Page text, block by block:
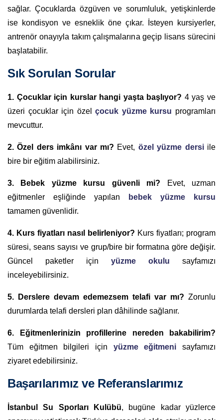
sağlar. Çocuklarda özgüven ve sorumluluk, yetişkinlerde
ise kondisyon ve esneklik öne çıkar. İsteyen kursiyerler,
antrenör onayıyla takım çalışmalarına geçip lisans sürecini
başlatabilir.
Sık Sorulan Sorular
1. Çocuklar için kurslar hangi yaşta başlıyor? 4 yaş ve
üzeri çocuklar için özelçocuk yüzme kursu programları
mevcuttur.
2. Özel ders imkânı var mı? Evet, özel yüzme dersiile
bire bir eğitim alabilirsiniz.
3. Bebek yüzme kursu güvenli mi? Evet, uzman
eğitmenler eşliğinde yapılan
bebek yüzme kursu
tamamen güvenlidir.
4. Kurs fiyatları nasıl belirleniyor? Kurs fiyatları; program
süresi, seans sayısı ve grup/bire bir formatına göre değişir.
Güncel paketler için yüzme okulu sayfamızı
inceleyebilirsiniz.
5. Derslere devam edemezsem telafi var mı? Zorunlu
durumlarda telafi dersleri plan dâhilinde sağlanır.
6. Eğitmenlerinizin profillerine nereden bakabilirim?
Tüm eğitmen bilgileri için yüzme eğitmeni sayfamızı
ziyaret edebilirsiniz.
Başarılarımız ve Referanslarımız
İstanbul Su Sporları Kulübü, bugüne kadar yüzlerce